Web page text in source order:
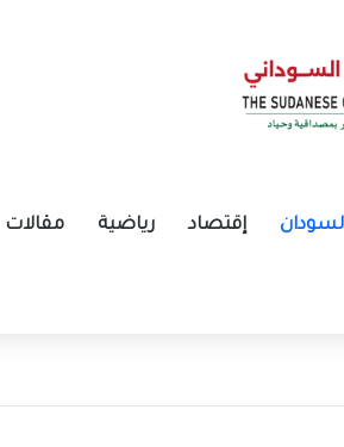
إقتصاد رياضية مقالات